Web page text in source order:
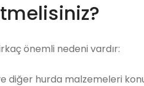
önemli nedeni vardır:
diğer hurda malzemeleri